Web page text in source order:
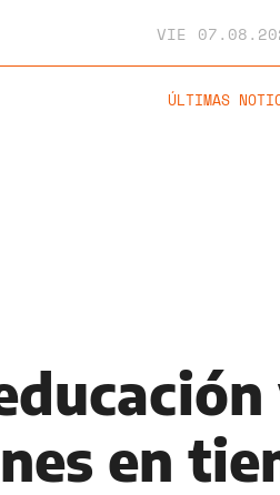
VIE
ÚLTIMAS
en